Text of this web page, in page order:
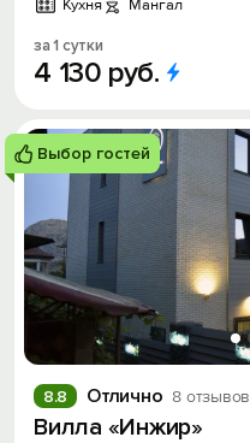
Кухня
Мангал
за 1 сутки
4 130 руб.
Выбор гостей
Отлично 8 отзывов
8.8
Вилла «Инжир»